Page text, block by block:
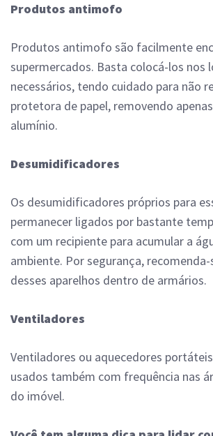
Produtos antimofo
Produtos antimofo são facilmente
supermercados. Basta colocá-los nos
necessários, tendo cuidado para não
protetora de papel, removendo
alumínio.
Desumidificadores
Os desumidificadores próprios para
permanecer ligados por bastante
com um recipiente para acumular a
ambiente. Por segurança,
desses aparelhos dentro de armários.
Ventiladores
Ventiladores ou aquecedores
usados também com frequência nas
do imóvel.